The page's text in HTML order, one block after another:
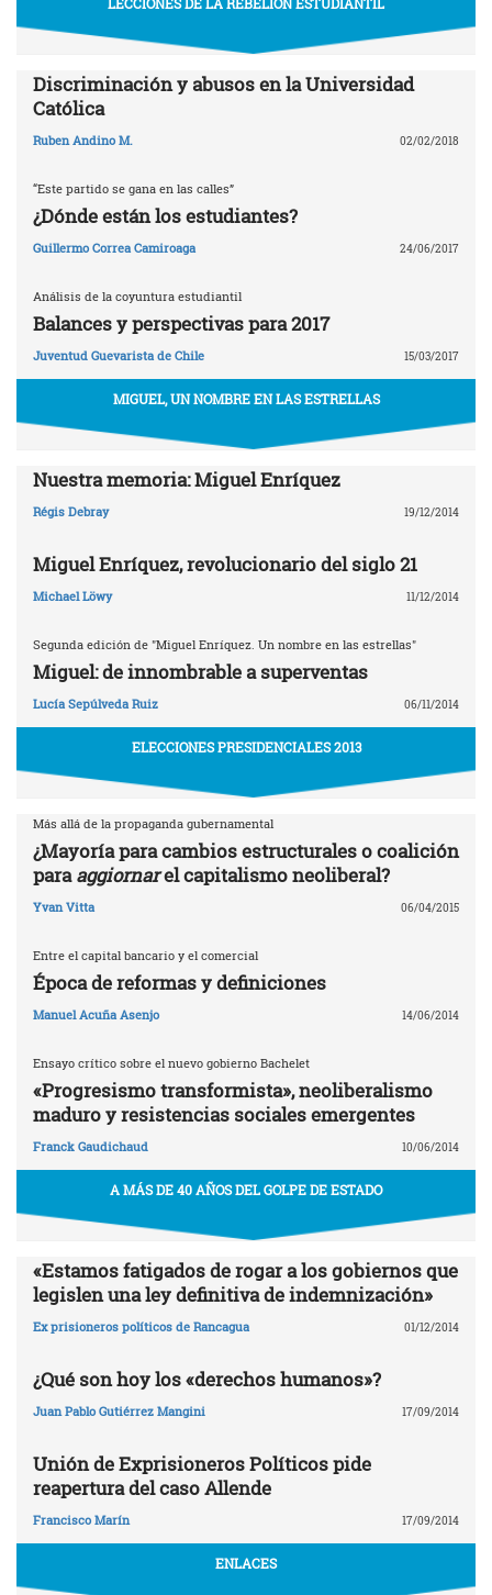
Discriminación y abusos en la Universidad
Católica
Ruben Andino M. 02/02/2018
“Este partido se gana en las calles”
¿Dónde están los estudiantes?
Guillermo Correa Camiroaga 24/06/2017
Análisis de la coyuntura estudiantil
Balances y perspectivas para 2017
Juventud Guevarista de Chile 15/03/2017
MIGUEL, UN NOMBRE EN LAS ESTRELLAS
Nuestra memoria: Miguel Enríquez
Régis Debray 19/12/2014
Miguel Enríquez, revolucionario del siglo 21
Michael Löwy 11/12/2014
Segunda edición de "Miguel Enríquez. Un nombre en las estrellas"
Miguel: de innombrable a superventas
Lucía Sepúlveda Ruiz 06/11/2014
ELECCIONES PRESIDENCIALES 2013
Más allá de la propaganda gubernamental
¿Mayoría para cambios estructurales o coalición
paraaggiornarel capitalismo neoliberal?
Yvan Vitta 06/04/2015
Entre el capital bancario y el comercial
Época de reformas y definiciones
Manuel Acuña Asenjo 14/06/2014
Ensayo crítico sobre el nuevo gobierno Bachelet
«Progresismo transformista», neoliberalismo
maduro y resistencias sociales emergentes
Franck Gaudichaud 10/06/2014
A MÁS DE 40 AÑOS DEL GOLPE DE ESTADO
«Estamos fatigados de rogar a los gobiernos que
legislen una ley definitiva de indemnización»
Ex prisioneros políticos de Rancagua 01/12/2014
¿Qué son hoy los «derechos humanos»?
Juan Pablo Gutiérrez Mangini 17/09/2014
Unión de Exprisioneros Políticos pide
reapertura del caso Allende
Francisco Marín 17/09/2014
ENLACES